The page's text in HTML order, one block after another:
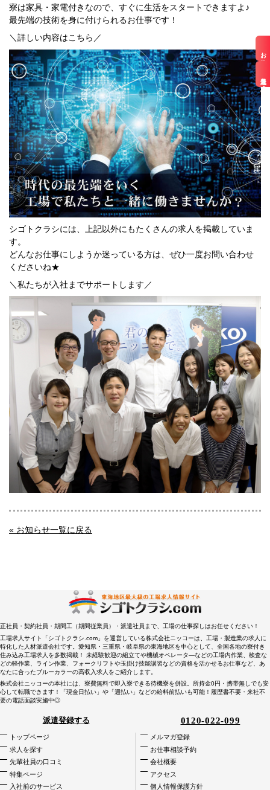
沖縄エリア
沖縄県
社員口コミ
特集ページ
よくある質問
スタッフBLOG
メルマガ登録
お仕事相談予約
アクセス
ご相談・お問い合わせ
企業ご担当者様へ
個人情報保護方針
お仕事検索
最近見た求人
寮は家具・家電付きなので、すぐに生活をスタートできますよ♪
最先端の技術を身に付けられるお仕事です！
＼詳しい内容はこちら／
シゴトクラシには、上記以外にもたくさんの求人を掲載していま
す。
どんなお仕事にしようか迷っている方は、ぜひ一度お問い合わせ
くださいね★
＼私たちが入社までサポートします／
« お知らせ一覧に戻る
正社員・契約社員・期間工（期間従業員）・派遣社員まで、工場の仕事探しはお任せください！
工場求人サイト「シゴトクラシ.com」を運営している株式会社ニッコーは、工場・製造業の求人に
特化した人材派遣会社です。愛知県・三重県・岐阜県の東海地区を中心として、全国各地の寮付き
住み込み工場求人を多数掲載！ 未経験歓迎の組立てや機械オペレータ―などの工場内作業、検査な
どの軽作業、ライン作業、フォークリフトや玉掛け技能講習などの資格を活かせるお仕事など、あ
なたに合ったブルーカラーの高収入求人をご紹介します。
株式会社ニッコーの本社には、寮費無料で即入寮できる待機寮を併設。所持金0円・携帯無しでも安
心して転職できます！「現金日払い」や「週払い」などの給料前払いも可能！履歴書不要・来社不
要の電話面談実施中◎
派遣登録する 0120-022-099
トップページ
求人を探す
先輩社員の口コミ
特集ページ
入社前のサービス
メルマガ登録
お仕事相談予約
会社概要
アクセス
個人情報保護方針